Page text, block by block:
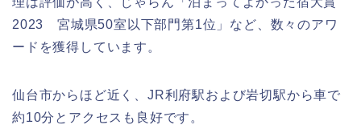
2023 宮城県50室以下部門第1位」など、数々のアワ
ードを獲得しています。
仙台市からほど近く、JR利府駅および岩切駅から車で
約10分とアクセスも良好です。